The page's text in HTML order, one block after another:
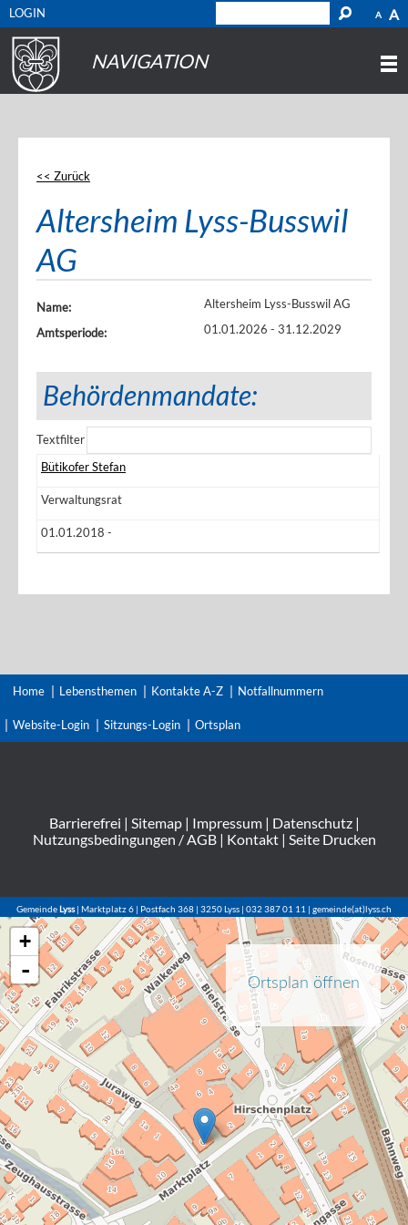
A A
LOGIN
NAVIGATION
<< Zurück
Altersheim Lyss-Busswil
AG
Name:
Altersheim Lyss-Busswil AG
Amtsperiode:
01.01.2026 - 31.12.2029
Behördenmandate:
Textfilter
Bütikofer Stefan
Verwaltungsrat
01.01.2018 -
Home Lebensthemen Kontakte A-Z Notfallnummern
Website-Login Sitzungs-Login Ortsplan
Barrierefrei | Sitemap| Impressum| Datenschutz|
Nutzungsbedingungen / AGB| Kontakt| Seite Drucken
GemeindeLyss| Marktplatz 6 | Postfach 368 | 3250 Lyss | 032 387 01 11 | gemeinde(at)lyss.ch